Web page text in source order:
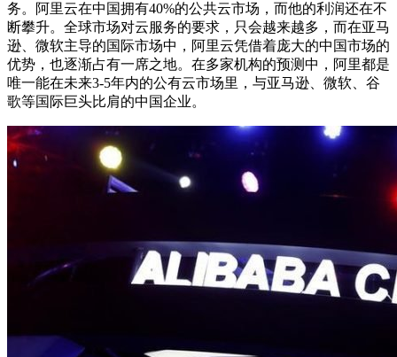
务。阿里云在中国拥有40%的公共云市场，而他的利润还在不
断攀升。全球市场对云服务的要求，只会越来越多，而在亚马
逊、微软主导的国际市场中，阿里云凭借着庞大的中国市场的
优势，也逐渐占有一席之地。在多家机构的预测中，阿里都是
唯一能在未来3-5年内的公有云市场里，与亚马逊、微软、谷
歌等国际巨头比肩的中国企业。